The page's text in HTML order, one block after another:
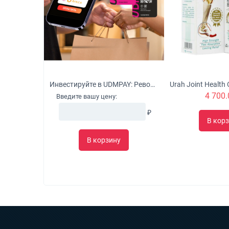
Инвестируйте в UDMPAY: Революционное решение для микробизнеса с потенциалом глобального роста
Введите вашу цену:
₽
В корзину
4
В